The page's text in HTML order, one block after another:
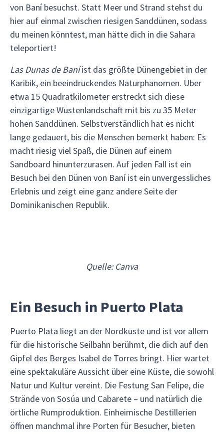
von Baní besuchst. Statt Meer und Strand stehst du
hier auf einmal zwischen riesigen Sanddünen, sodass
du meinen könntest, man hätte dich in die Sahara
teleportiert!
Las Dunas de Baníist das größte Dünengebiet in der
Karibik, ein beeindruckendes Naturphänomen. Über
etwa 15 Quadratkilometer erstreckt sich diese
einzigartige Wüstenlandschaft mit bis zu 35 Meter
hohen Sanddünen. Selbstverständlich hat es nicht
lange gedauert, bis die Menschen bemerkt haben: Es
macht riesig viel Spaß, die Dünen auf einem
Sandboard hinunterzurasen. Auf jeden Fall ist ein
Besuch bei den Dünen von Baní ist ein unvergessliches
Erlebnis und zeigt eine ganz andere Seite der
Dominikanischen Republik.
Quelle: Canva
Ein Besuch in Puerto Plata
Puerto Plata liegt an der Nordküste und ist vor allem
für die historische Seilbahn berühmt, die dich auf den
Gipfel des Berges Isabel de Torres bringt. Hier wartet
eine spektakuläre Aussicht über eine Küste, die sowohl
Natur und Kultur vereint. Die Festung San Felipe, die
Strände von Sosúa und Cabarete – und natürlich die
örtliche Rumproduktion. Einheimische Destillerien
öffnen manchmal ihre Porten für Besucher, bieten